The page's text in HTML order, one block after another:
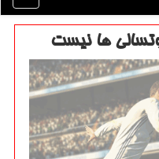
ها نیست